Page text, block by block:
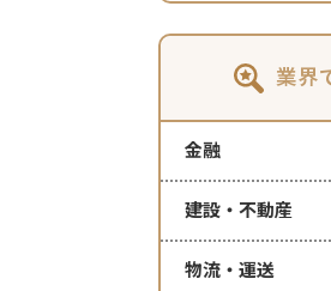
業界
金融
建設・不動産
物流・運送